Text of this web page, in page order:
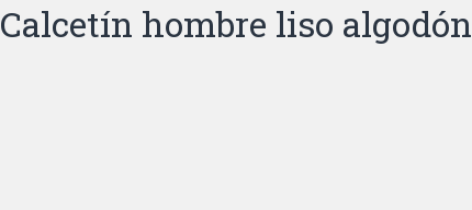
Calcetín hombre liso algodón